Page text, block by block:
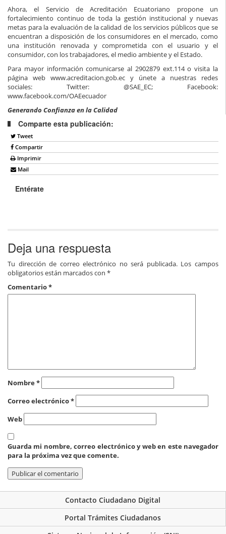
Ahora, el Servicio de Acreditación Ecuatoriano propone un
fortalecimiento continuo de toda la gestión institucional y nuevas
metas para la evaluación de la calidad de los servicios públicos que se
encuentran a disposición de los consumidores en el mercado, como
una institución renovada y comprometida con el usuario y el
consumidor, con los trabajadores, el medio ambiente y el Estado.
Para mayor información comunicarse al 2902879 ext.114 o visita la
página web www.acreditacion.gob.ec y únete a nuestras redes
sociales: Twitter: @SAE_EC; Facebook:
www.facebook.com/OAEecuador
Generando Confianza en la Calidad
Comparte esta publicación:
Tweet
Compartir
Imprimir
Mail
Entérate
Deja una respuesta
Tu dirección de correo electrónico no será publicada. Los campos
obligatorios están marcados con *
Comentario*
Nombre*
Correo electrónico*
Web
Guarda mi nombre, correo electrónico y web en este navegador
para la próxima vez que comente.
Contacto Ciudadano Digital
Portal Trámites Ciudadanos